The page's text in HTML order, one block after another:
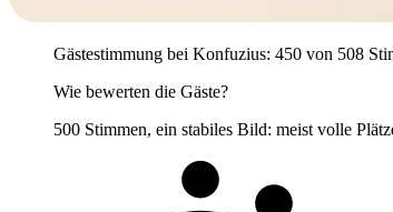
Gästestimmung bei Konfuzius: 450 von 508
Wie bewerten die Gäste?
500 Stimmen, ein stabiles Bild: meist volle